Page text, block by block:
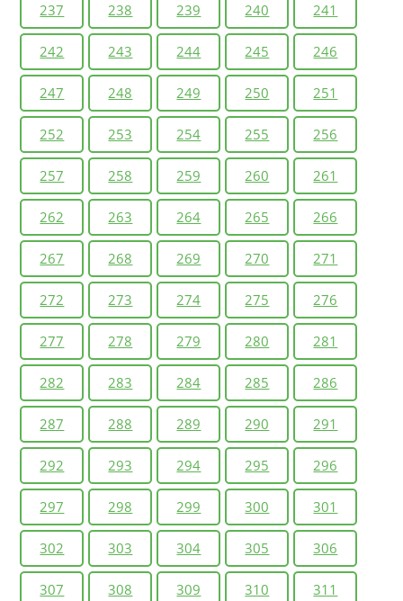
237 238 239 240 241
242 243 244 245 246
247 248 249 250 251
252 253 254 255 256
257 258 259 260 261
262 263 264 265 266
267 268 269 270 271
272 273 274 275 276
277 278 279 280 281
282 283 284 285 286
287 288 289 290 291
292 293 294 295 296
297 298 299 300 301
302 303 304 305 306
307 308 309 310 311